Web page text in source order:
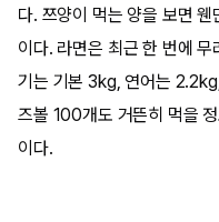
다. 쯔양이 먹는 양을 보면
이다. 라면은 최근 한 번에
기는 기본 3kg, 연어는
즈볼 100개도 거뜬히 먹을
이다.